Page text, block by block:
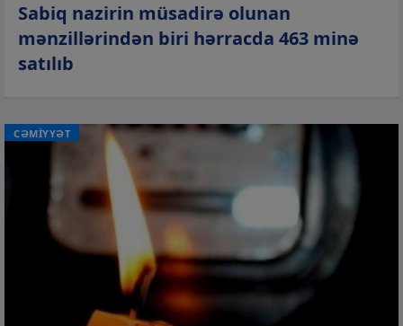
Sabiq nazirin müsadirə olunan
mənzillərindən biri hərracda 463 minə
satılıb
CƏMİYYƏT